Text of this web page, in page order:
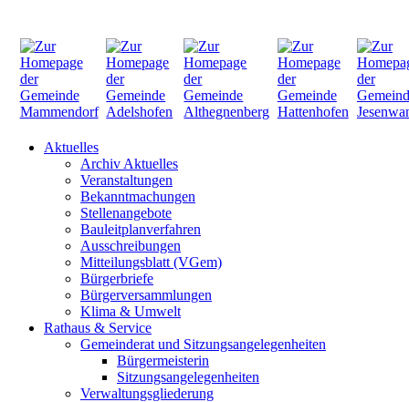
Aktuelles
Archiv Aktuelles
Veranstaltungen
Bekanntmachungen
Stellenangebote
Bauleitplanverfahren
Ausschreibungen
Mitteilungsblatt (VGem)
Bürgerbriefe
Bürgerversammlungen
Klima & Umwelt
Rathaus & Service
Gemeinderat und Sitzungsangelegenheiten
Bürgermeisterin
Sitzungsangelegenheiten
Verwaltungsgliederung